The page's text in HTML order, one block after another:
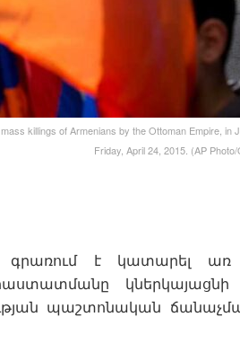
killings of Armenians by the Ottoman Empire, in
Friday, April 24, 2015. (AP
է կատարել առ
կներկայացնի
պաշտոնական